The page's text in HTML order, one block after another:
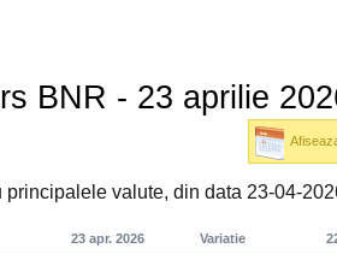
BNR - 23 aprilie
valute, din data 23-04-
23 apr. 2026 Variatie